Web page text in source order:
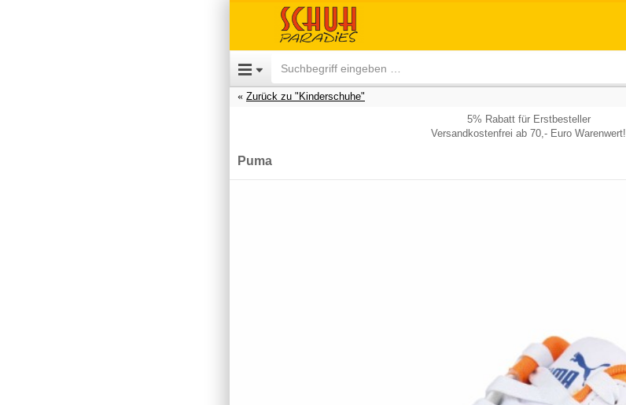
Zurück zu "Kinderschuhe"
5% Rabatt für Erstbesteller
Versandkostenfrei ab 70,- Euro Warenwert!
Puma